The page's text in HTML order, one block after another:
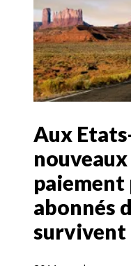
Aux
paiement
abonnés
survivent